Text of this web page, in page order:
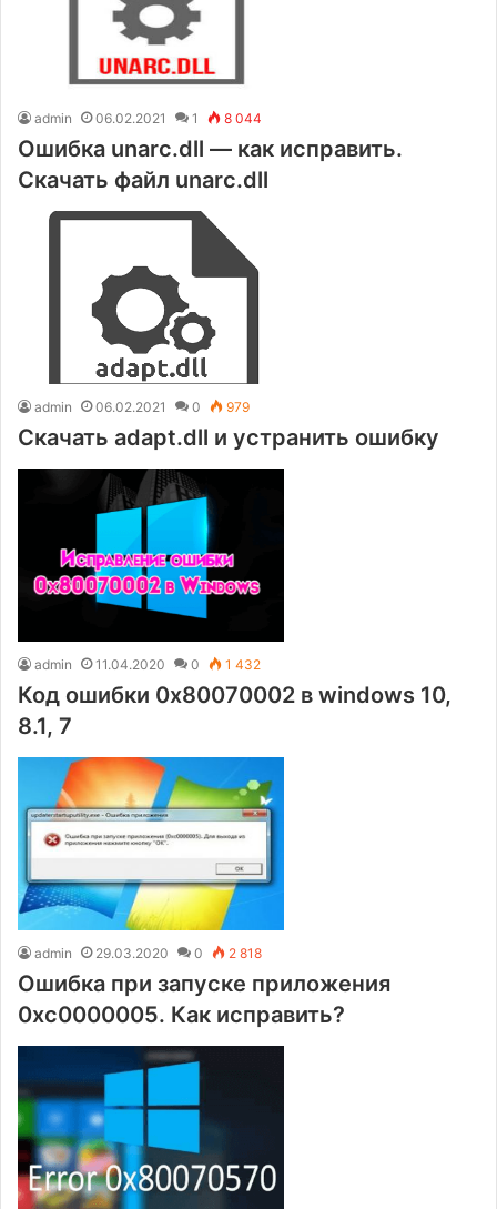
admin 06.02.2021 1 8 044
Ошибка unarc.dll — как исправить.
Скачать файл unarc.dll
admin 06.02.2021 0 979
Скачать adapt.dll и устранить ошибку
admin 11.04.2020 0 1 432
Код ошибки 0x80070002 в windows 10,
8.1, 7
admin 29.03.2020 0 2 818
Ошибка при запуске приложения
0xc0000005. Как исправить?